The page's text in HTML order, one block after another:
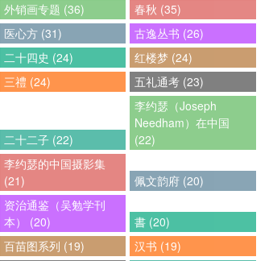
外销画专题 (36)
春秋 (35)
医心方 (31)
古逸丛书 (26)
二十四史 (24)
红楼梦 (24)
三禮 (24)
五礼通考 (23)
二十二子 (22)
李约瑟（Joseph
Needham）在中国
(22)
李约瑟的中国摄影集
(21)
佩文韵府 (20)
资治通鉴（吴勉学刊
本） (20)
書 (20)
百苗图系列 (19)
汉书 (19)